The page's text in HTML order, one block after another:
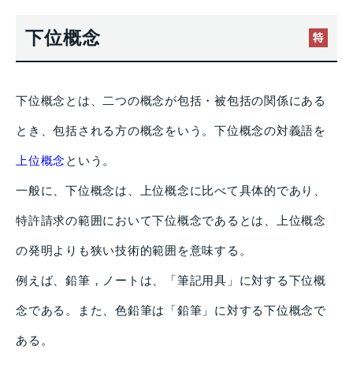
下位概念
下位概念とは、二つの概念が包括・被包括の関係にある
とき、包括される方の概念をいう。下位概念の対義語を
上位概念 という。
一般に、下位概念は、上位概念に比べて具体的であり、
特許請求の範囲において下位概念であるとは、上位概念
の発明よりも狭い技術的範囲を意味する。
例えば、鉛筆，ノートは、「筆記用具」に対する下位概
念である。また、色鉛筆は「鉛筆」に対する下位概念で
ある。